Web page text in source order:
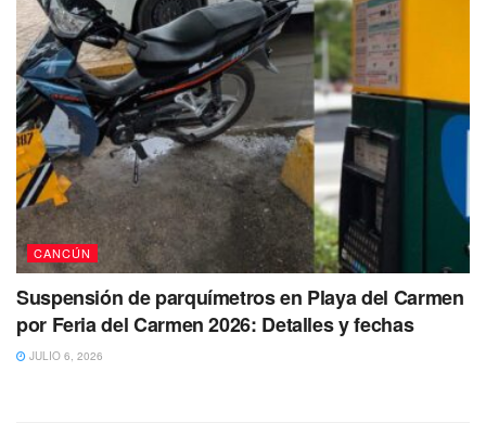
CANCÚN
Suspensión de parquímetros en Playa del Carmen
por Feria del Carmen 2026: Detalles y fechas
JULIO 6, 2026